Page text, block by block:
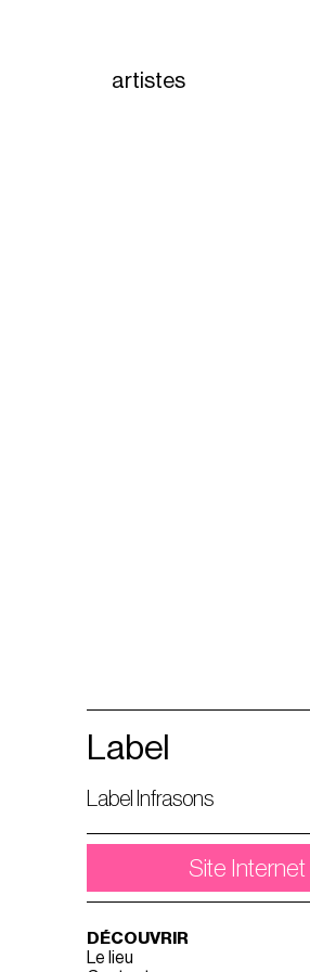
artistes
Label
Label Infrasons
Site Internet
DÉCOUVRIR
Le lieu